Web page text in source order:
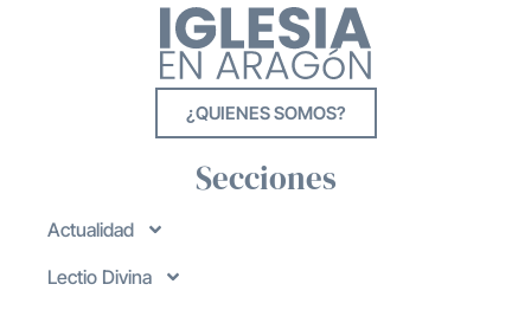
¿QUIENES SOMOS?
Secciones
Actualidad
Lectio Divina